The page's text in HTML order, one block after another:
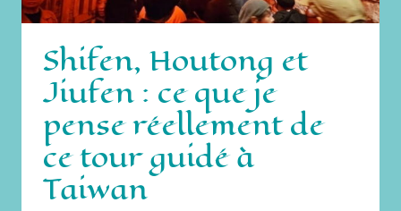
Shifen, Houtong et
Jiufen : ce que je
pense réellement de
ce tour guidé à
Taiwan